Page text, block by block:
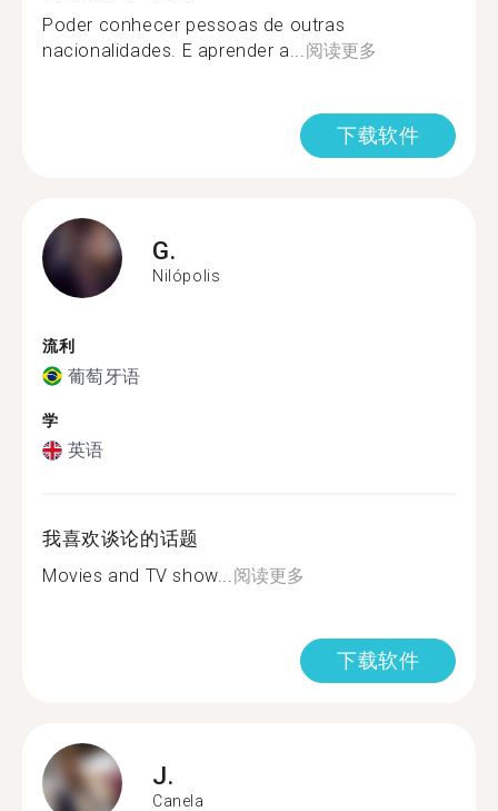
Poder conhecer pessoas de outras
nacionalidades. E aprender a...阅读更多
下载软件
G.
Nilópolis
流利
葡萄牙语
学
英语
我喜欢谈论的话题
Movies and TV show...阅读更多
下载软件
J.
Canela